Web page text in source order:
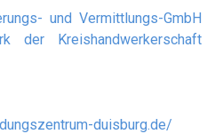
und Vermittlungs-GmbH
der Kreishandwerkerschaft
duisburg.de/